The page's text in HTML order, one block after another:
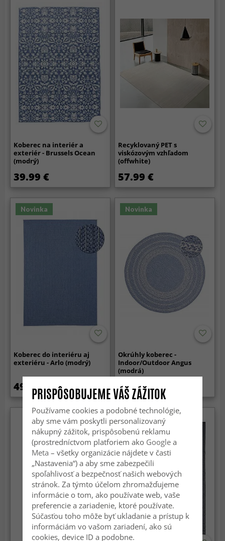
Koberec na interiér a
exteriér - Brussels Ocean
(modrý)
39.99 €
Recyklovaný PET s
viskózovým vzhľadom
(offwhite)
57.99 €
Novinka
Koberec do interiéru aj
exteriéru - Arlo (modrý)
49.99 €
Novinka
Okrúhly koberec -
Indoor/Outdoor Angus
(modrá)
99.99 €
PRISPÔSOBUJEME VÁŠ ZÁŽITOK
Používame cookies a podobné technológie,
aby sme vám poskytli personalizovaný
nákupný zážitok, prispôsobenú reklamu
(prostredníctvom platforiem ako Googlea
Meta – všetky organizácie nájdete v časti
„Nastavenia“) a aby sme zabezpečili
spoľahlivosť a bezpečnosť našich webových
stránok. Za týmto účelom zhromažďujeme
informácie o tom, ako používate web, vaše
preferencie a zariadenie, ktoré používate.
Súčasťou toho môže byť ukladanie a prístup k
informáciám vo vašom zariadení, ako sú
cookies, device ID a podobne.